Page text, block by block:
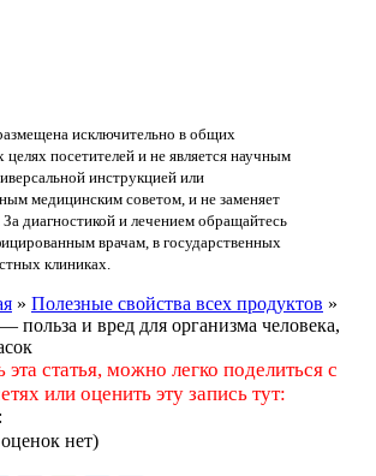
исключительно в общих
целях посетителей и не является научным
инструкцией или
медицинским советом, и не заменяет
диагностикой и лечением обращайтесь
врачам, в государственных
клиниках.
» Полезные свойства всех продуктов »
польза и вред для организма человека,
статья, можно легко поделиться с
или оценить эту запись тут:
нет)